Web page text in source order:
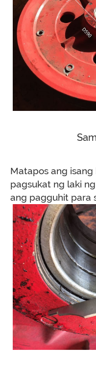
Matapos ang
pagsukat ng laki
ang pagguhit para